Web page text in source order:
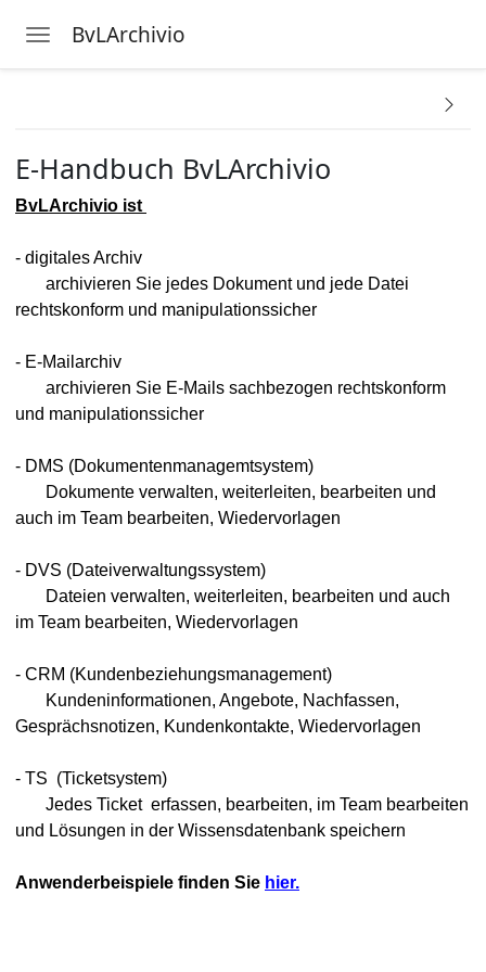
Toggle navigation
BvLArchivio
E-Handbuch BvLArchivio
BvLArchivio ist
- digitales Archiv
archivieren Sie jedes Dokument und jede Datei
rechtskonform und manipulationssicher
- E-Mailarchiv
archivieren Sie E-Mails sachbezogen rechtskonform
und manipulationssicher
- DMS (Dokumentenmanagemtsystem)
Dokumente verwalten, weiterleiten, bearbeiten und
auch im Team bearbeiten, Wiedervorlagen
- DVS (Dateiverwaltungssystem)
Dateien verwalten, weiterleiten, bearbeiten und auch
im Team bearbeiten, Wiedervorlagen
- CRM (Kundenbeziehungsmanagement)
Kundeninformationen, Angebote, Nachfassen,
Gesprächsnotizen, Kundenkontakte, Wiedervorlagen
- TS (Ticketsystem)
Jedes Ticket erfassen, bearbeiten, im Team bearbeiten
und Lösungen in der Wissensdatenbank speichern
Anwenderbeispiele finden Sie hier.